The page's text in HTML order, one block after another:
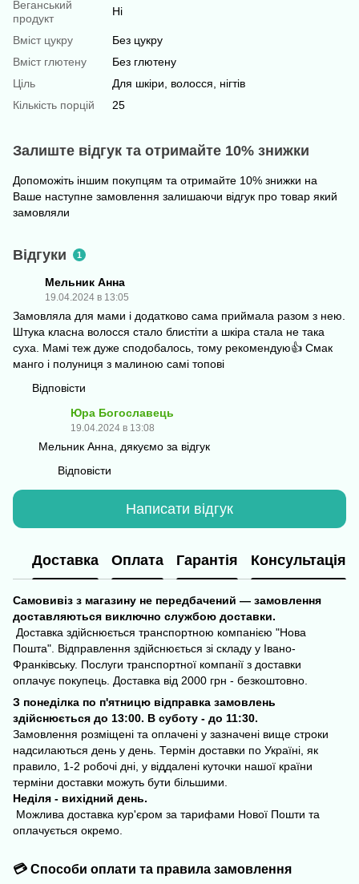
Веганський
продукт
Ні
Вміст цукру
Без цукру
Вміст глютену
Без глютену
Ціль
Для шкіри, волосся, нігтів
Кількість порцій
25
Залиште відгук та отримайте 10% знижки
Допоможіть іншим покупцям та отримайте 10% знижки на
Ваше наступне замовлення залишаючи відгук про товар який
замовляли
Відгуки 1
Мельник Анна
19.04.2024 в 13:05
Замовляла для мами і додатково сама приймала разом з нею.
Штука класна волосся стало блистіти а шкіра стала не така
суха. Мамі теж дуже сподобалось, тому рекомендую👍 Смак
манго і полуниця з малиною самі топові
Відповісти
Юра Богославець
19.04.2024 в 13:08
Мельник Анна, дякуємо за відгук
Відповісти
Написати відгук
Доставка Оплата Гарантія Консультація
Самовивіз з магазину не передбачений — замовлення
доставляються виключно службою доставки.
Доставка здійснюється транспортною компанією "Нова
Пошта". Відправлення здійснюється зі складу у Івано-
Франківську. Послуги транспортної компанії з доставки
оплачує покупець. Доставка від 2000 грн - безкоштовно.
З понеділка по п'ятницю відправка замовлень
здійснюється до 13:00. В суботу - до 11:30.
Замовлення розміщені та оплачені у зазначені вище строки
надсилаються день у день. Термін доставки по Україні, як
правило, 1-2 робочі дні, у віддалені куточки нашої країни
терміни доставки можуть бути більшими.
Неділя - вихідний день.
Можлива доставка кур'єром за тарифами Нової Пошти та
оплачується окремо.
💳 Способи оплати та правила замовлення